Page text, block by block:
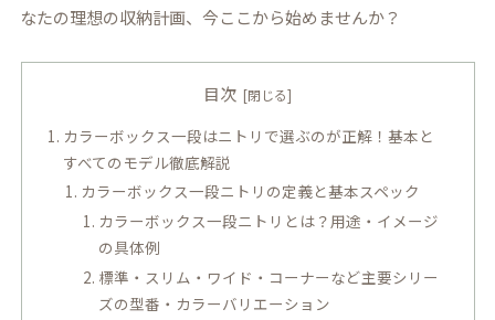
なたの理想の収納計画、今ここから始めませんか？
目次
カラーボックス一段はニトリで選ぶのが正解！基本と
すべてのモデル徹底解説
カラーボックス一段ニトリの定義と基本スペック
カラーボックス一段ニトリとは？用途・イメージ
の具体例
標準・スリム・ワイド・コーナーなど主要シリー
ズの型番・カラーバリエーション